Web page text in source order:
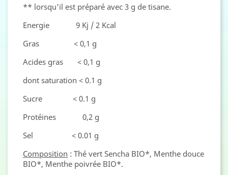
** lorsqu'il est préparé avec 3 g de tisane.
Energie 9 Kj / 2 Kcal
Gras < 0,1 g
Acides gras < 0,1 g
dont saturation < 0.1 g
Sucre < 0.1 g
Protéines 0,2 g
Sel < 0.01 g
Composition : Thé vert Sencha BIO*, Menthe douce
BIO*, Menthe poivrée BIO*.